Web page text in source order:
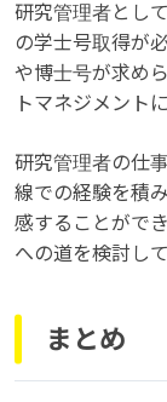
研究管理者とし
の学士号取得が
や博士号が求め
トマネジメント
研究管理者の仕
線での経験を積
感することがで
への道を検討し
まとめ